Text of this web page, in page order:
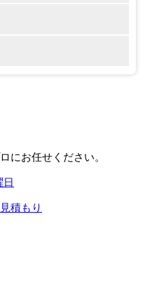
積もり